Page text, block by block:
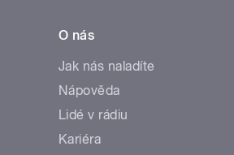
O nás
Jak nás naladíte
Nápověda
Lidé v rádiu
Kariéra